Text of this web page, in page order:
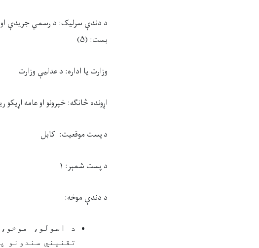
د دندې سرلیک:د رسمي جریدې او
بست: (۵)
وزارت یا اداره: دعدلیې وزارت
اړونده څانګه:خپرونو او عامه اړیکو
د پست موقعیت: کابل
د پست شمېر: ۱
د دندې موخه:
د اصولو،
تقنیني سندونو